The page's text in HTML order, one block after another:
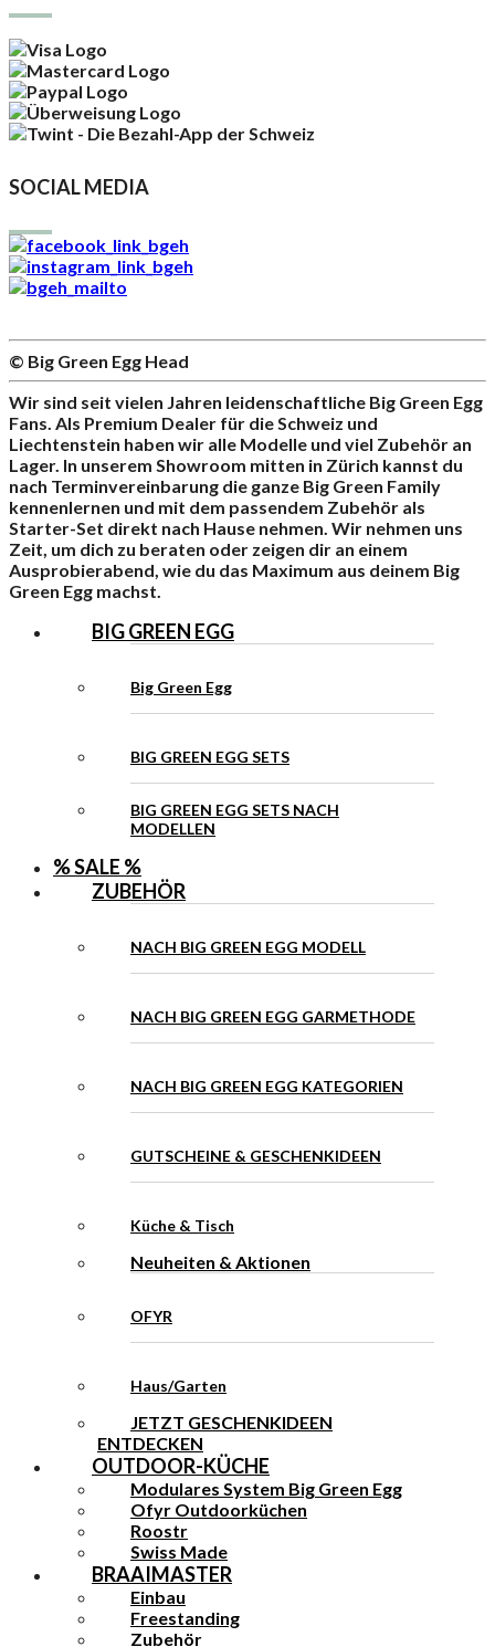
SOCIAL MEDIA
© Big Green Egg Head
Wir sind seit vielen Jahren leidenschaftliche Big Green Egg
Fans. Als Premium Dealer für die Schweiz und
Liechtenstein haben wir alle Modelle und viel Zubehör an
Lager. In unserem Showroom mitten in Zürich kannst du
nach Terminvereinbarung die ganze Big Green Family
kennenlernen und mit dem passendem Zubehör als
Starter-Set direkt nach Hause nehmen. Wir nehmen uns
Zeit, um dich zu beraten oder zeigen dir an einem
Ausprobierabend, wie du das Maximum aus deinem Big
Green Egg machst.
BIG GREEN EGG
Big Green Egg
BIG GREEN EGG SETS
BIG GREEN EGG SETS NACH
MODELLEN
% SALE %
ZUBEHÖR
NACH BIG GREEN EGG MODELL
NACH BIG GREEN EGG GARMETHODE
NACH BIG GREEN EGG KATEGORIEN
GUTSCHEINE & GESCHENKIDEEN
Küche & Tisch
Neuheiten & Aktionen
OFYR
Haus/Garten
JETZT GESCHENKIDEEN
ENTDECKEN
OUTDOOR-KÜCHE
Modulares System Big Green Egg
Ofyr Outdoorküchen
Roostr
Swiss Made
BRAAIMASTER
Einbau
Freestanding
Zubehör